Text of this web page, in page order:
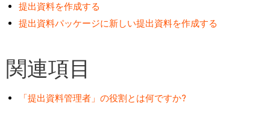
提出資料を作成する
提出資料パッケージに新しい提出資料を作成する
関連項目
「提出資料管理者」の役割とは何ですか?